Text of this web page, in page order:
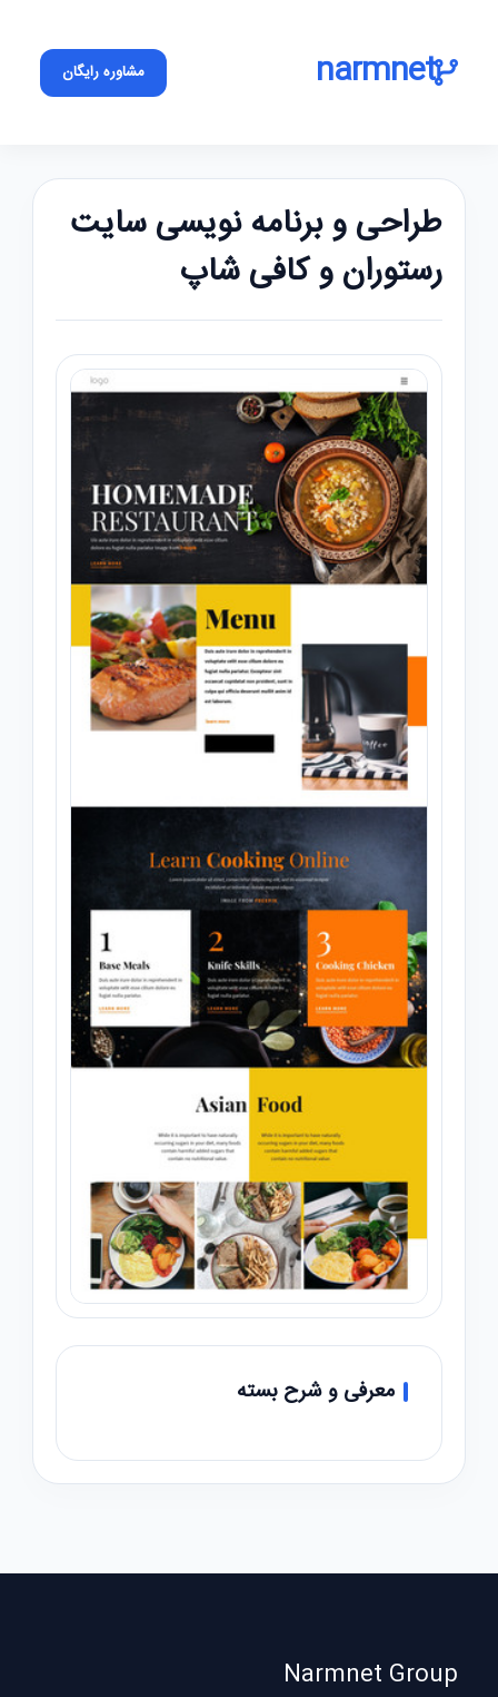
narmnet مشاوره رایگان
طراحی و برنامه نویسی سایت
رستوران و کافی شاپ
معرفی و شرح بسته
Narmnet Group